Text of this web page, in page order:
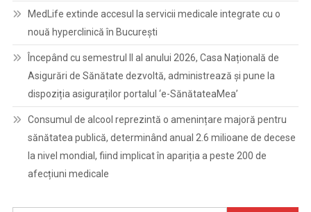
MedLife extinde accesul la servicii medicale integrate cu o
nouă hyperclinică în București
Începând cu semestrul II al anului 2026, Casa Națională de
Asigurări de Sănătate dezvoltă, administrează și pune la
dispoziția asiguraților portalul ‘e-SănătateaMea’
Consumul de alcool reprezintă o amenințare majoră pentru
sănătatea publică, determinând anual 2.6 milioane de decese
la nivel mondial, fiind implicat în apariția a peste 200 de
afecțiuni medicale